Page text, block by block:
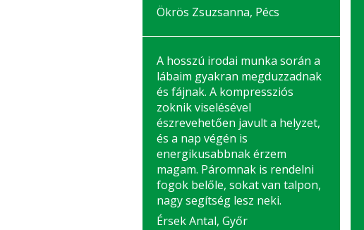
Ökrös Zsuzsanna, Pécs
A hosszú irodai munka során a
lábaim gyakran megduzzadnak
és fájnak. A kompressziós
zoknik viselésével
észrevehetően javult a helyzet,
és a nap végén is
energikusabbnak érzem
magam. Páromnak is rendelni
fogok belőle, sokat van talpon,
nagy segítség lesz neki.
Érsek Antal, Győr